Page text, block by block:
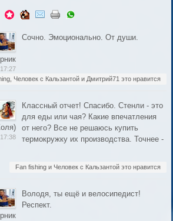
Сочно. Эмоционально. От души.
Человек с Кальзантой и Дмитрий71 это нравится
Классный отчет! Спасибо. Стенли - это
для еды или чая? Какие впечатления
от него? Все не решаюсь купить
термокружку их производства. Точнее -
Fan fishing и Человек с Кальзантой это нравится
Володя, ты ещё и велосипедист!
Респект.